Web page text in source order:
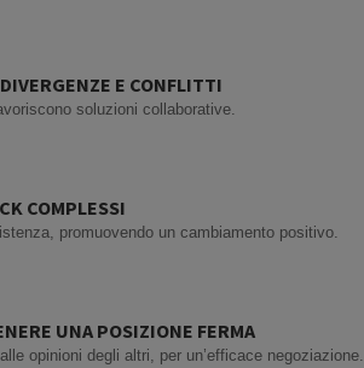
E CONFLITTI
soluzioni collaborative.
COMPLESSI
promuovendo un cambiamento positivo.
UNA POSIZIONE FERMA
opinioni degli altri, per un’efficace negoziazione.